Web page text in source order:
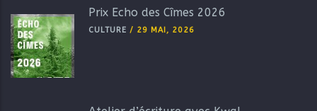
Prix Echo des Cîmes 2026
CULTURE / 29 MAI, 2026